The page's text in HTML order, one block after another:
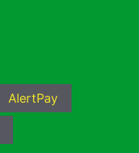
AlertPay